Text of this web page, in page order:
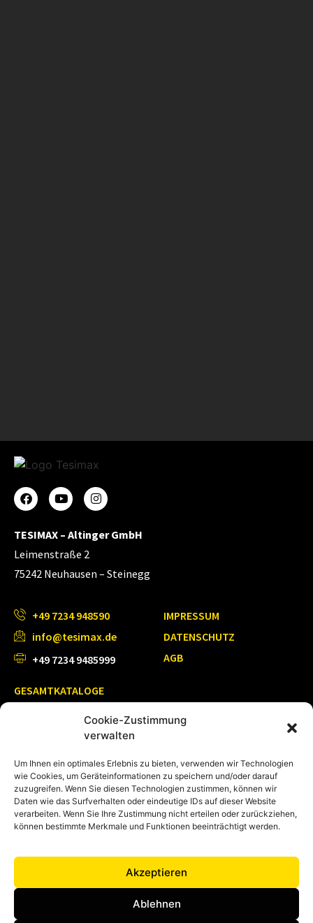
Cookie-Zustimmung
verwalten
Um Ihnen ein optimales Erlebnis zu bieten, verwenden wir Technologien
wie Cookies, um Geräteinformationen zu speichern und/oder darauf
zuzugreifen. Wenn Sie diesen Technologien zustimmen, können wir
Daten wie das Surfverhalten oder eindeutige IDs auf dieser Website
verarbeiten. Wenn Sie Ihre Zustimmung nicht erteilen oder zurückziehen,
können bestimmte Merkmale und Funktionen beeinträchtigt werden.
Akzeptieren
Ablehnen
TESIMAX – Altinger GmbH
Leimenstraße 2
75242 Neuhausen – Steinegg
+49 7234 948590
info@tesimax.de
+49 7234 9485999
IMPRESSUM
DATENSCHUTZ
AGB
GESAMTKATALOGE
Feuerwehreinsatzkleidung